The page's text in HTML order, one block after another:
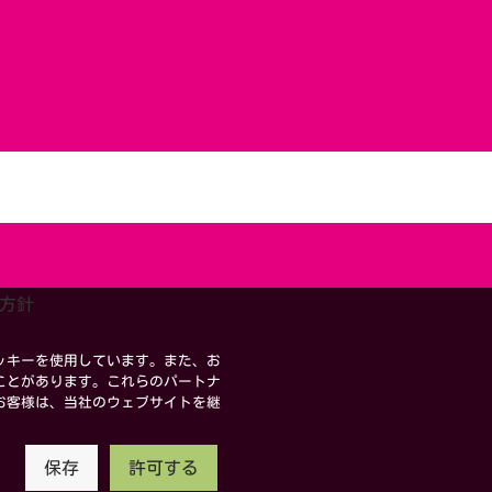
針
ーを使用しています。また、お
があります。これらのパートナ
様は、当社のウェブサイトを継
許可する
保存